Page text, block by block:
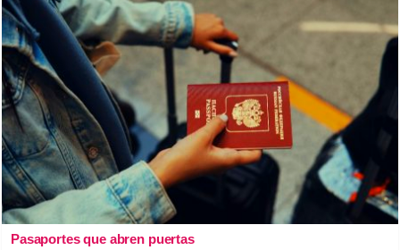
Pasaportes que abren puertas